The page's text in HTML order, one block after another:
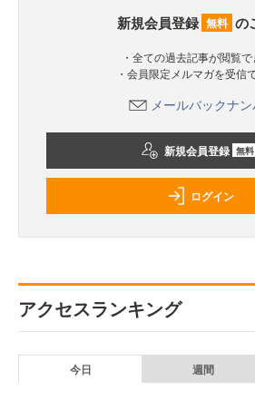
新規会員登録 無料 の
・全ての過去記事が閲覧
・会員限定メルマガを受信
メールバックナ
新規会員登録 無料
ログイン
アクセスランキング
今日 週間